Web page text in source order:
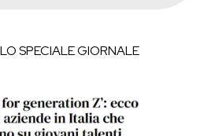
LO SPECIALE GIORNALE